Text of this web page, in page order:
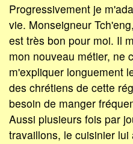
Progressivement je
vie. Monseigneur
est très bon pour moi. Il
mon nouveau métier, ne
m'expliquer longuement
des chrétiens de cette
besoin de manger
Aussi plusieurs fois par
travaillons, le cuisinier